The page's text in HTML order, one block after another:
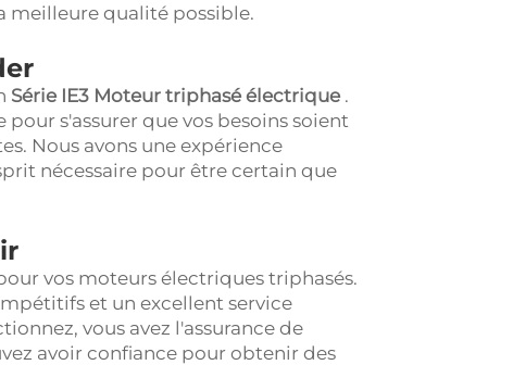
meilleure qualité possible.
Série IE3 Moteur triphasé électrique .
s'assurer que vos besoins soient
Nous avons une expérience
nécessaire pour être certain que
vos moteurs électriques triphasés.
et un excellent service
vous avez l'assurance de
avoir confiance pour obtenir des